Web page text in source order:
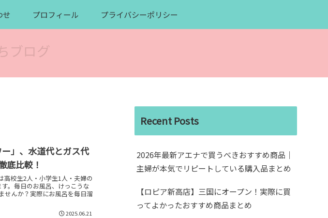
ブログ
せ プロフィール プライバシーポリシー
ー」、水道代とガス代
底比較！
高校生2人・小学生1人・夫婦の
。毎日のお風呂、けっこうな
んか？実際にお風呂を毎日溜
2025.06.21
Recent Posts
2026年最新アエナで買うべきおすすめ商品｜
主婦が本気でリピートしている購入品まとめ
【ロピア新高店】三国にオープン！実際に買
ってよかったおすすめ商品まとめ